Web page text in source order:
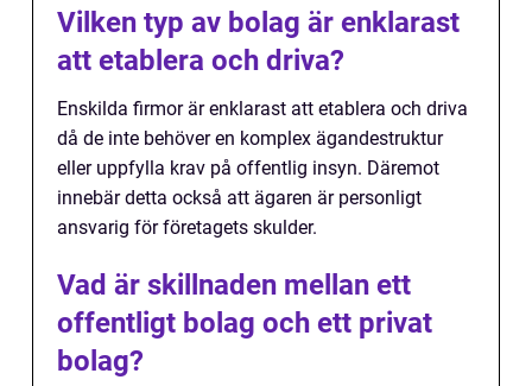
Vilken typ av bolag är enklarast
att etablera och driva?
Enskilda firmor är enklarast att etablera och driva
då de inte behöver en komplex ägandestruktur
eller uppfylla krav på offentlig insyn. Däremot
innebär detta också att ägaren är personligt
ansvarig för företagets skulder.
Vad är skillnaden mellan ett
offentligt bolag och ett privat
bolag?